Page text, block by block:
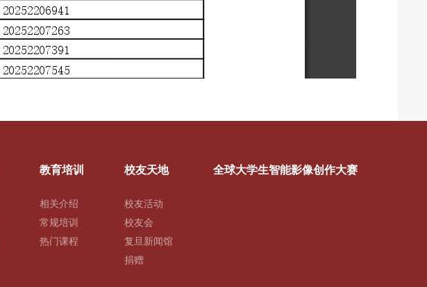
教育培训
相关介绍
常规培训
热门课程
校友天地
校友活动
校友会
复旦新闻馆
捐赠
全球大学生智能影像创作大赛